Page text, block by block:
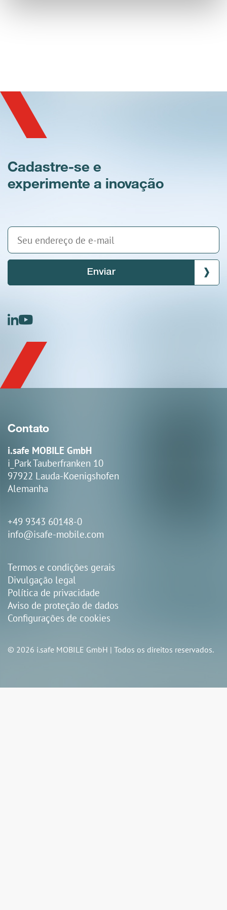
Contato
i.safe MOBILE GmbH
i_Park Tauberfranken 10
97922 Lauda-Koenigshofen
Alemanha
+49 9343 60148-0
info@isafe-mobile.com
Termos e condições gerais
Divulgação legal
Política de privacidade
Aviso de proteção de dados
Configurações de cookies
© 2026 i.safe MOBILE GmbH | Todos os direitos reservados.
Cadastre-se e
experimente a inovação
Enviar
linkedinyoutube